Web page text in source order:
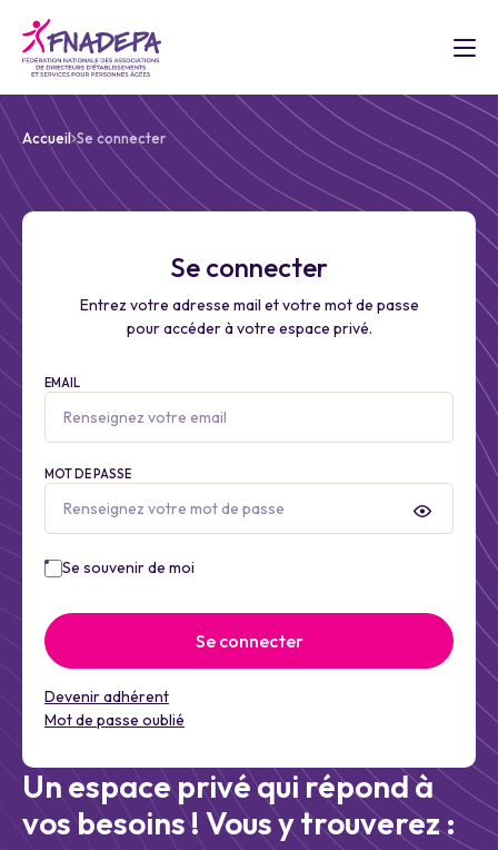
Accueil Se connecter
Se connecter
Entrez votre adresse mail et votre mot de passe
pour accéder à votre espace privé.
EMAIL
MOT DE PASSE
Se souvenir de moi
Se connecter
Devenir adhérent
Mot de passe oublié
Un espace privé qui répond à
vos besoins ! Vous y trouverez :